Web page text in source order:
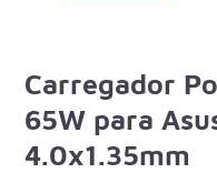
Carregador
65W para
4.0x1.35mm